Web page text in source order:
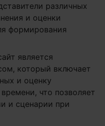
различных
и оценки
формирования
является
который включает
и оценку
что позволяет
и сценарии при